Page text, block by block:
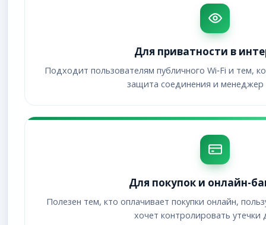
Для приватности в
Подходит пользователям публичного Wi‑Fi и тем,
защита соединения и менеджер
Для покупок и онлайн-
Полезен тем, кто оплачивает покупки онлайн,
хочет контролировать утечки